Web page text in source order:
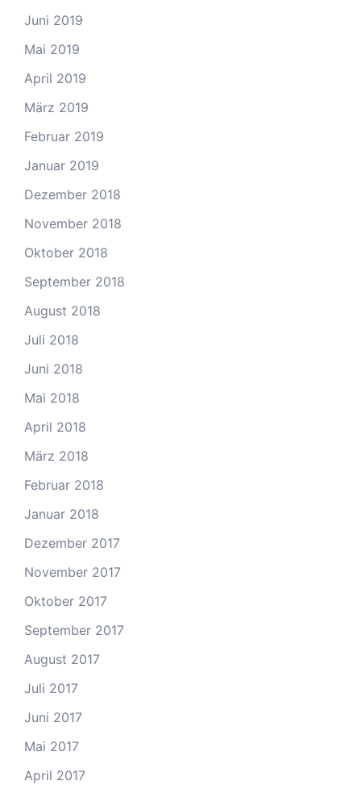
Juni 2019
Mai 2019
April 2019
März 2019
Februar 2019
Januar 2019
Dezember 2018
November 2018
Oktober 2018
September 2018
August 2018
Juli 2018
Juni 2018
Mai 2018
April 2018
März 2018
Februar 2018
Januar 2018
Dezember 2017
November 2017
Oktober 2017
September 2017
August 2017
Juli 2017
Juni 2017
Mai 2017
April 2017